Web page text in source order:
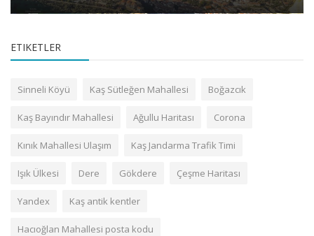
ETIKETLER
Sinneli Köyü Kaş Sütleğen Mahallesi Boğazcık
Kaş Bayındır Mahallesi Ağullu Haritası Corona
Kınık Mahallesi Ulaşım Kaş Jandarma Trafik Timi
Işık Ülkesi Dere Gökdere Çeşme Haritası
Yandex Kaş antik kentler
Hacıoğlan Mahallesi posta kodu